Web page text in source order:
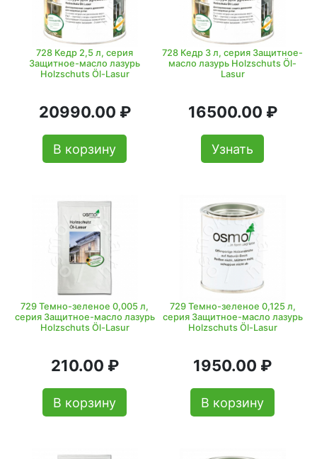
728 Кедр 2,5 л, серия
Защитное-масло лазурь
Holzschuts Öl-Lasur
20990.00 ₽
В корзину
728 Кедр 3 л, серия Защитное-
масло лазурь Holzschuts Öl-
Lasur
16500.00 ₽
Узнать
729 Темно-зеленое 0,005 л,
серия Защитное-масло лазурь
Holzschuts Öl-Lasur
210.00 ₽
В корзину
729 Темно-зеленое 0,125 л,
серия Защитное-масло лазурь
Holzschuts Öl-Lasur
1950.00 ₽
В корзину